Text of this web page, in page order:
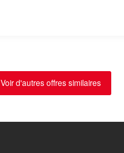
Voir d'autres offres similaires